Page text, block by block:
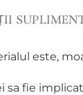
este,
fie